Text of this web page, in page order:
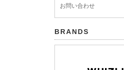
お問い合わせ
BRANDS